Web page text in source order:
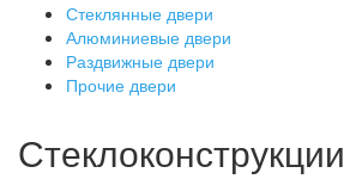
Стеклянные двери
Алюминиевые двери
Раздвижные двери
Прочие двери
Стеклоконструкции